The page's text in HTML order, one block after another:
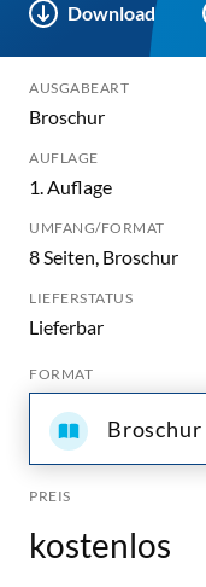
Download
AUSGABEART
Broschur
AUFLAGE
1. Auflage
UMFANG/FORMAT
8 Seiten, Broschur
LIEFERSTATUS
Lieferbar
FORMAT
Broschur
PREIS
kostenlos